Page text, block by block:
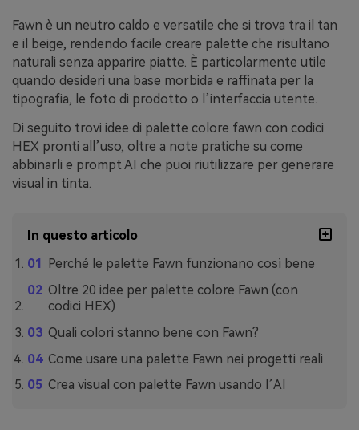
Fawn è un neutro caldo e versatile che si trova tra il tan
e il beige, rendendo facile creare palette che risultano
naturali senza apparire piatte. È particolarmente utile
quando desideri una base morbida e raffinata per la
tipografia, le foto di prodotto o l’interfaccia utente.
Di seguito trovi idee di palette colore fawn con codici
HEX pronti all’uso, oltre a note pratiche su come
abbinarli e prompt AI che puoi riutilizzare per generare
visual in tinta.
In questo articolo
Perché le palette Fawn funzionano così bene
Oltre 20 idee per palette colore Fawn (con
codici HEX)
Quali colori stanno bene con Fawn?
Come usare una palette Fawn nei progetti reali
Crea visual con palette Fawn usando l’AI